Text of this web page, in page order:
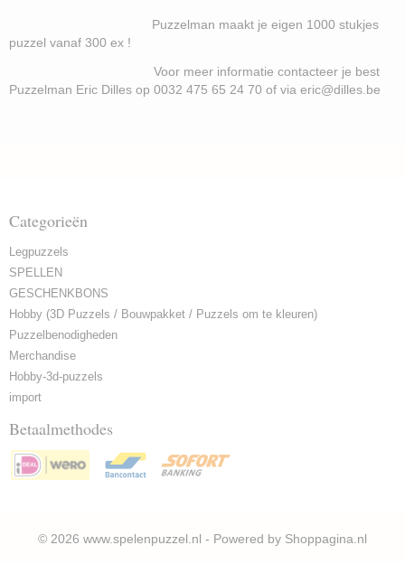
Puzzelman maakt je eigen 1000 stukjes
puzzel vanaf 300 ex !
Voor meer informatie contacteer je best
Puzzelman Eric Dilles op 0032 475 65 24 70 of via eric@dilles.be
Categorieën
Legpuzzels
SPELLEN
GESCHENKBONS
Hobby (3D Puzzels / Bouwpakket / Puzzels om te kleuren)
Puzzelbenodigheden
Merchandise
Hobby-3d-puzzels
import
Betaalmethodes
© 2026 www.spelenpuzzel.nl - Powered by Shoppagina.nl